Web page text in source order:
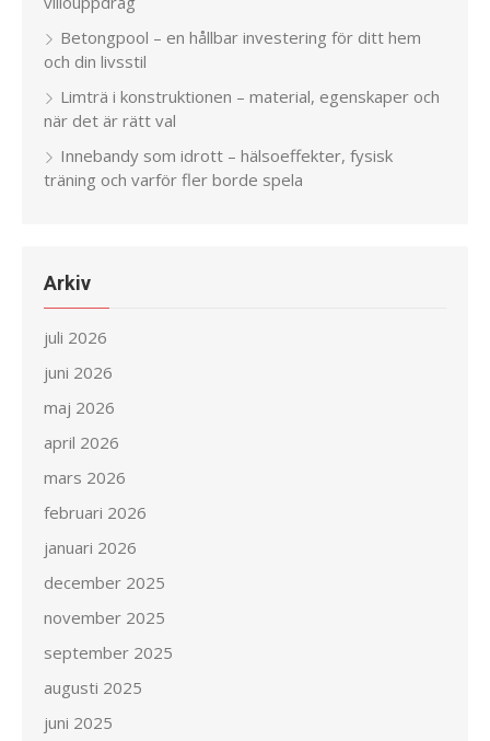
Betongpool – en hållbar investering för ditt hem
och din livsstil
Limträ i konstruktionen – material, egenskaper och
när det är rätt val
Innebandy som idrott – hälsoeffekter, fysisk
träning och varför fler borde spela
Arkiv
juli 2026
juni 2026
maj 2026
april 2026
mars 2026
februari 2026
januari 2026
december 2025
november 2025
september 2025
augusti 2025
juni 2025